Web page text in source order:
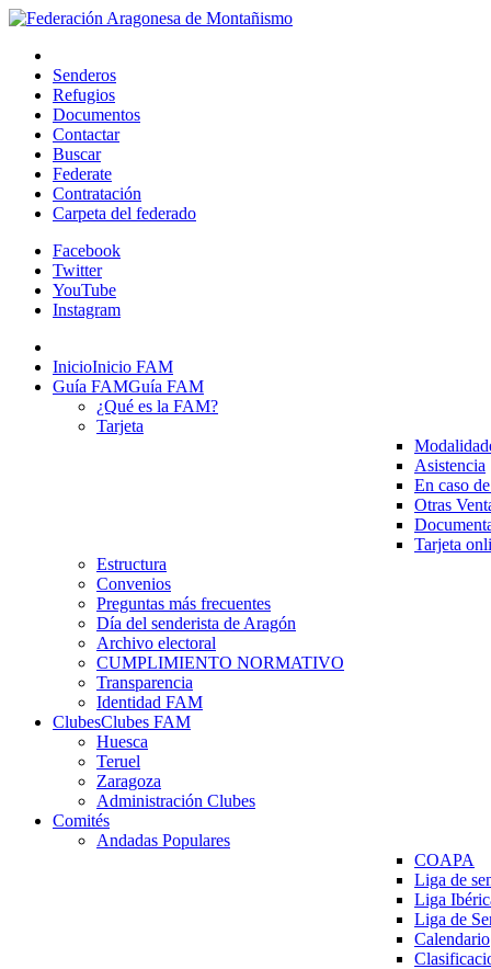
Senderos
Refugios
Documentos
Contactar
Buscar
Federate
Contratación
Carpeta del federado
Facebook
Twitter
YouTube
Instagram
InicioInicio FAM
Guía FAMGuía FAM
¿Qué es la FAM?
Tarjeta
Asistencia
En caso
Otras
Tarjeta
Estructura
Convenios
Preguntas más frecuentes
Día del senderista de Aragón
Archivo electoral
CUMPLIMIENTO NORMATIVO
Transparencia
Identidad FAM
ClubesClubes FAM
Huesca
Teruel
Zaragoza
Administración Clubes
Comités
Andadas Populares
COAPA
Liga de
Liga
Liga de
Calendario